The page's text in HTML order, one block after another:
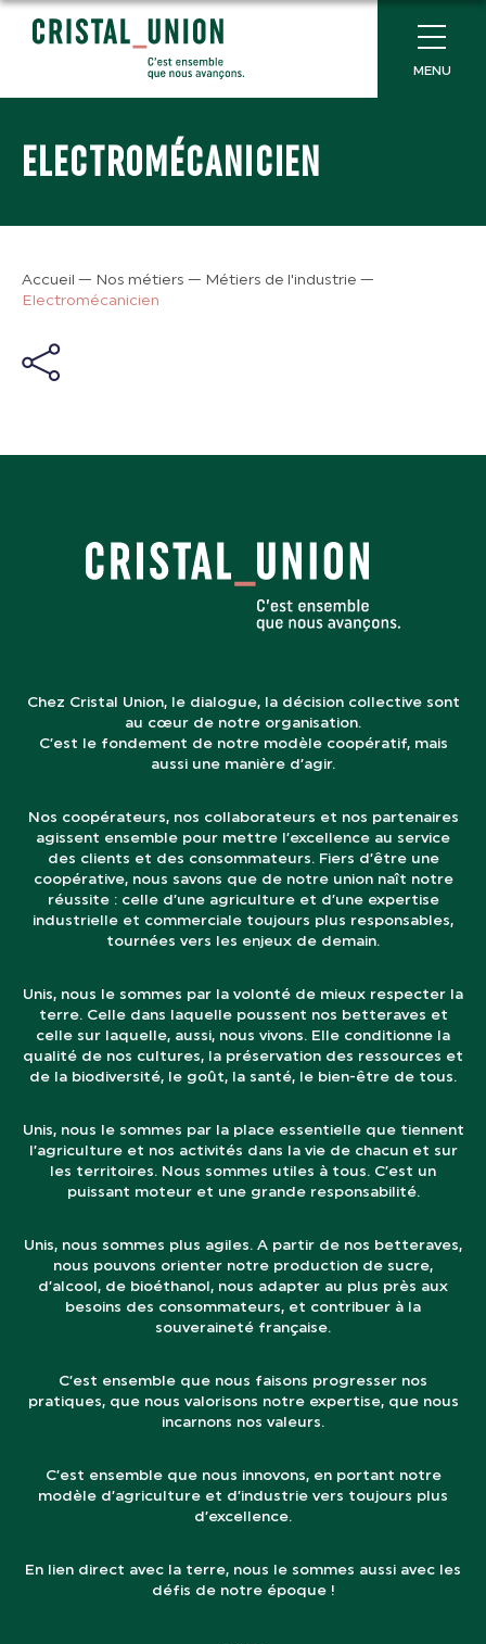
MENU
ELECTROMÉCANICIEN
Accueil — Nos métiers — Métiers de l'industrie —
Electromécanicien
Chez Cristal Union, le dialogue, la décision collective sont
au cœur de notre organisation.
C’est le fondement de notre modèle coopératif, mais
aussi une manière d’agir.
Nos coopérateurs, nos collaborateurs et nos partenaires
agissent ensemble pour mettre l’excellence au service
des clients et des consommateurs. Fiers d’être une
coopérative, nous savons que de notre union naît notre
réussite : celle d’une agriculture et d’une expertise
industrielle et commerciale toujours plus responsables,
tournées vers les enjeux de demain.
Unis, nous le sommes par la volonté de mieux respecter la
terre. Celle dans laquelle poussent nos betteraves et
celle sur laquelle, aussi, nous vivons. Elle conditionne la
qualité de nos cultures, la préservation des ressources et
de la biodiversité, le goût, la santé, le bien-être de tous.
Unis, nous le sommes par la place essentielle que tiennent
l’agriculture et nos activités dans la vie de chacun et sur
les territoires. Nous sommes utiles à tous. C’est un
puissant moteur et une grande responsabilité.
Unis, nous sommes plus agiles. A partir de nos betteraves,
nous pouvons orienter notre production de sucre,
d’alcool, de bioéthanol, nous adapter au plus près aux
besoins des consommateurs, et contribuer à la
souveraineté française.
C’est ensemble que nous faisons progresser nos
pratiques, que nous valorisons notre expertise, que nous
incarnons nos valeurs.
C’est ensemble que nous innovons, en portant notre
modèle d’agriculture et d’industrie vers toujours plus
d’excellence.
En lien direct avec la terre, nous le sommes aussi avec les
défis de notre époque !